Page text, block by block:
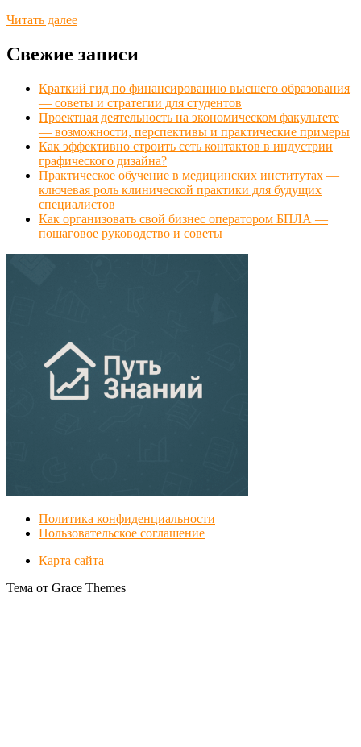
Читать далее
Свежие записи
Краткий гид по финансированию высшего образования
— советы и стратегии для студентов
Проектная деятельность на экономическом факультете
— возможности, перспективы и практические примеры
Как эффективно строить сеть контактов в индустрии
графического дизайна?
Практическое обучение в медицинских институтах —
ключевая роль клинической практики для будущих
специалистов
Как организовать свой бизнес оператором БПЛА —
пошаговое руководство и советы
Политика конфиденциальности
Пользовательское соглашение
Карта сайта
Тема от Grace Themes